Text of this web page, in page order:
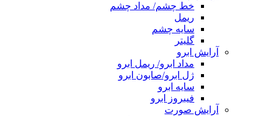
خط چشم/ مداد چشم
ریمل
سایه چشم
گلیتر
آرایش ابرو
مداد ابرو/ ریمل ابرو
ژل ابرو/صابون ابرو
سایه ابرو
فیبروز ابرو
آرایش صورت